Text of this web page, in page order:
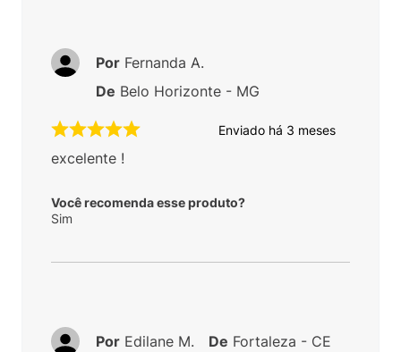
Enviado há 3 meses
excelente !
Você recomenda esse produto?
Sim
Por Fernanda A.
De Belo Horizonte - MG
Por Edilane M. De Fortaleza - CE